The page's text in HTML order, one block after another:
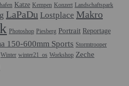
Katze Kempen Konzert Landschaftspark
LaPaDu Lostplace Makro
Photoshop Piesberg Portrait Reportage
150-600mm Sports Stormtrooper
Winter winter21_os Workshop Zeche